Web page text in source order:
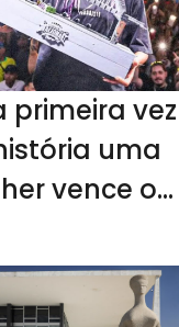
primeira vez
uma
vence o